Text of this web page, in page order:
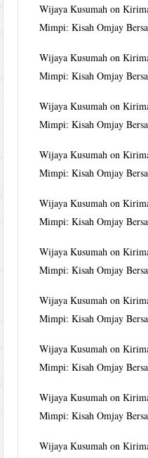
Wijaya Kusumah on
Mimpi: Kisah Omjay
Wijaya Kusumah on
Mimpi: Kisah Omjay
Wijaya Kusumah on
Mimpi: Kisah Omjay
Wijaya Kusumah on
Mimpi: Kisah Omjay
Wijaya Kusumah on
Mimpi: Kisah Omjay
Wijaya Kusumah on
Mimpi: Kisah Omjay
Wijaya Kusumah on
Mimpi: Kisah Omjay
Wijaya Kusumah on
Mimpi: Kisah Omjay
Wijaya Kusumah on
Mimpi: Kisah Omjay
Wijaya Kusumah on